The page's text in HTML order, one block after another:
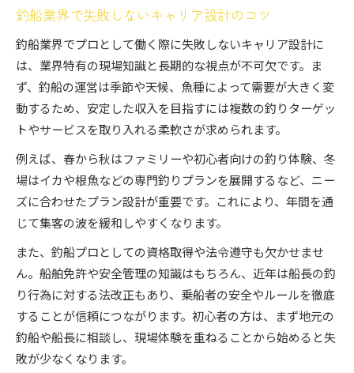
釣船業界で失敗しないキャリア設計のコツ
釣船業界でプロとして働く際に失敗しないキャリア設計に
は、業界特有の現場知識と長期的な視点が不可欠です。ま
ず、釣船の運営は季節や天候、魚種によって需要が大きく変
動するため、安定した収入を目指すには複数の釣りターゲッ
トやサービスを取り入れる柔軟さが求められます。
例えば、春から秋はファミリーや初心者向けの釣り体験、冬
場はイカや根魚などの専門釣りプランを展開するなど、ニー
ズに合わせたプラン設計が重要です。これにより、年間を通
じて集客の波を緩和しやすくなります。
また、釣船プロとしての資格取得や法令遵守も欠かせませ
ん。船舶免許や安全管理の知識はもちろん、近年は船長の釣
り行為に対する法改正もあり、乗船者の安全やルールを徹底
することが信頼につながります。初心者の方は、まず地元の
釣船や船長に相談し、現場体験を重ねることから始めると失
敗が少なくなります。